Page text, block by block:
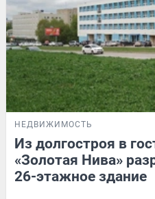
НЕДВИЖИМОСТЬ
Из долгостроя в
«Золотая Нива»
26-этажное здание